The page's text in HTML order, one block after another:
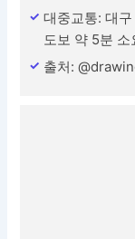
대중교통: 대
도보 약 5분 소
출처: